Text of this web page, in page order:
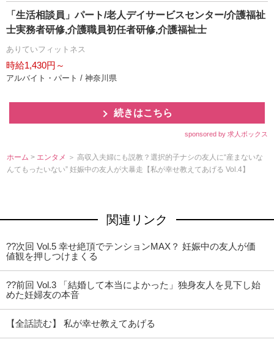
「生活相談員」パート/老人デイサービスセンター/介護福祉
士実務者研修,介護職員初任者研修,介護福祉士
ありていフィットネス
時給1,430円～
アルバイト・パート / 神奈川県
続きはこちら
sponsored by 求人ボックス
ホーム > エンタメ ＞ 高収入夫婦にも説教？選択的子ナシの友人に“産まないな
んてもったいない” 妊娠中の友人が大暴走【私が幸せ教えてあげる Vol.4】
関連リンク
??次回 Vol.5 幸せ絶頂でテンションMAX？ 妊娠中の友人が価
値観を押しつけまくる
??前回 Vol.3 「結婚して本当によかった」独身友人を見下し始
めた妊婦友の本音
【全話読む】 私が幸せ教えてあげる